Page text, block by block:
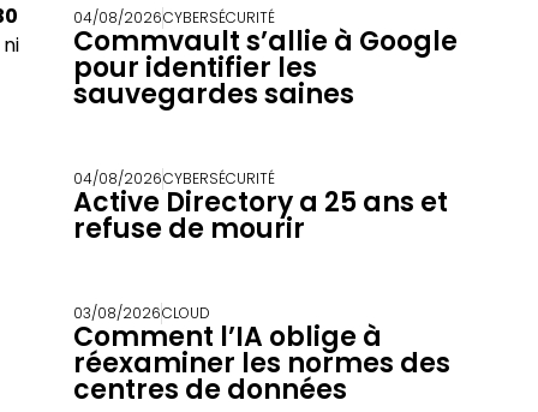
04/08/2026CYBERSÉCURITÉ
Commvault s’allie à Google
pour identifier les
sauvegardes saines
04/08/2026CYBERSÉCURITÉ
Active Directory a 25 ans et
refuse de mourir
03/08/2026CLOUD
Comment l’IA oblige à
réexaminer les normes des
centres de données